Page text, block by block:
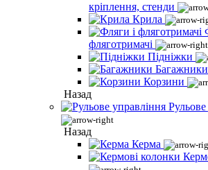
кріплення, стенди
Крила
фляготримачі
Підніжки
Багажники
Корзини
Назад
Назад
Керма